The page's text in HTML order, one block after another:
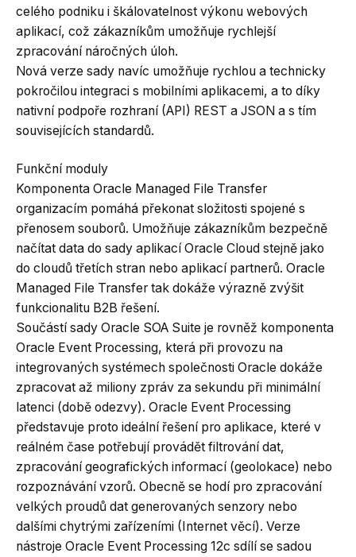
celého podniku i škálovatelnost výkonu webových
aplikací, což zákazníkům umožňuje rychlejší
zpracování náročných úloh.
Nová verze sady navíc umožňuje rychlou a technicky
pokročilou integraci s mobilními aplikacemi, a to díky
nativní podpoře rozhraní (API) REST a JSON a s tím
souvisejících standardů.
Funkční moduly
Komponenta Oracle Managed File Transfer
organizacím pomáhá překonat složitosti spojené s
přenosem souborů. Umožňuje zákazníkům bezpečně
načítat data do sady aplikací Oracle Cloud stejně jako
do cloudů třetích stran nebo aplikací partnerů. Oracle
Managed File Transfer tak dokáže výrazně zvýšit
funkcionalitu B2B řešení.
Součástí sady Oracle SOA Suite je rovněž komponenta
Oracle Event Processing, která při provozu na
integrovaných systémech společnosti Oracle dokáže
zpracovat až miliony zpráv za sekundu při minimální
latenci (době odezvy). Oracle Event Processing
představuje proto ideální řešení pro aplikace, které v
reálném čase potřebují provádět filtrování dat,
zpracování geografických informací (geolokace) nebo
rozpoznávání vzorů. Obecně se hodí pro zpracování
velkých proudů dat generovaných senzory nebo
dalšími chytrými zařízeními (Internet věcí). Verze
nástroje Oracle Event Processing 12c sdílí se sadou